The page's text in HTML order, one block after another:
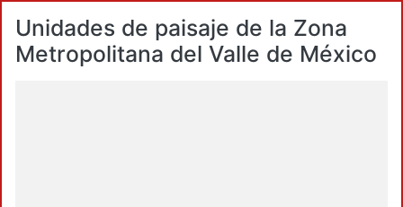
Unidades de paisaje de la Zona
Metropolitana del Valle de México